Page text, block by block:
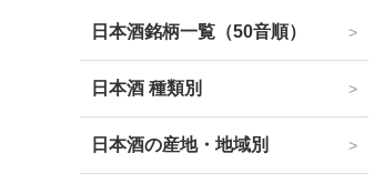
日本酒銘柄一覧（50音順）
日本酒 種類別
日本酒の産地・地域別